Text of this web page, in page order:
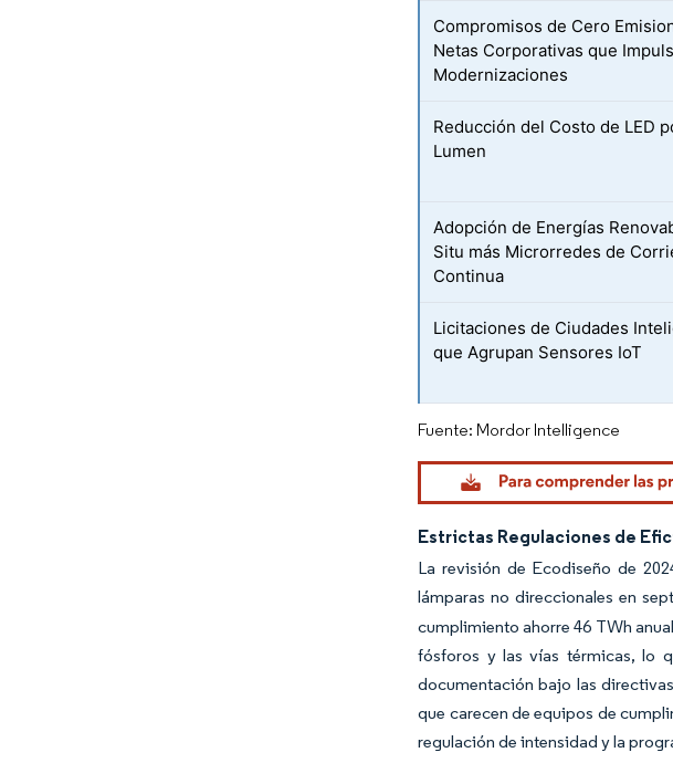
Compromisos de Cero
Netas Corporativas que
Modernizaciones
Reducción del Costo de LED
Lumen
Adopción de Energías
Situ más Microrredes de
Continua
Licitaciones de Ciudades
que Agrupan Sensores IoT
Fuente: Mordor Intelligence
Estrictas Regulaciones de
La revisión de Ecodiseño de
lámparas no direccionales en
cumplimiento ahorre 46 TWh
fósforos y las vías térmicas, lo
documentación bajo las
que carecen de equipos de
regulación de intensidad y la